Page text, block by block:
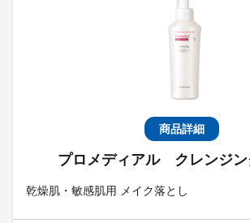
商品詳細
プロメディアル クレンジン
乾燥肌・敏感肌用 メイク落とし